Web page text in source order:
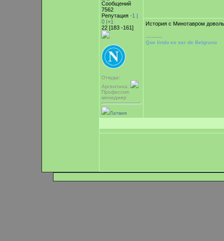
Сообщений
7562
Репутация -1 |
0 |+1
22 [183 -161]
Откуда:
Аргентина,
Профессия:
менеджер
Латвия
История с Минотавром
-----------
Que lindo es ser de Belgrano